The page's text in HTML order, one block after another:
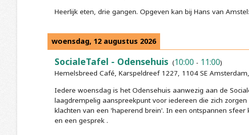
Heerlijk eten, drie gangen. Opgeven kan bij Hans van
woensdag, 12 augustus 2026
SocialeTafel - Odensehuis(10:00- 11:00)
Hemelsbreed Café, Karspeldreef 1227, 1104 SE
Iedere woensdag is het Odensehuis aanwezig aan de
laagdrempelig aanspreekpunt voor iedereen die zich
klachten van een 'haperend brein'. In een ontspannen
en een gesprek .